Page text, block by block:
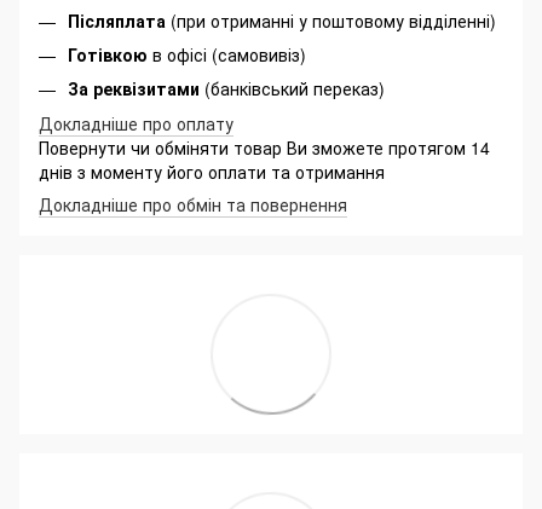
Післяплата (при отриманні у поштовому відділенні)
Готівкою в офісі (самовивіз)
За реквізитами (банківський переказ)
Докладніше про оплату
Повернути чи обміняти товар Ви зможете протягом 14
днів з моменту його оплати та отримання
Докладніше про обмін та повернення